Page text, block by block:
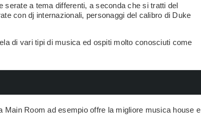
serate a tema differenti, a seconda che si tratti del
con dj internazionali, personaggi del calibro di Duke
di vari tipi di musica ed ospiti molto conosciuti come
Room ad esempio offre la migliore musica house e